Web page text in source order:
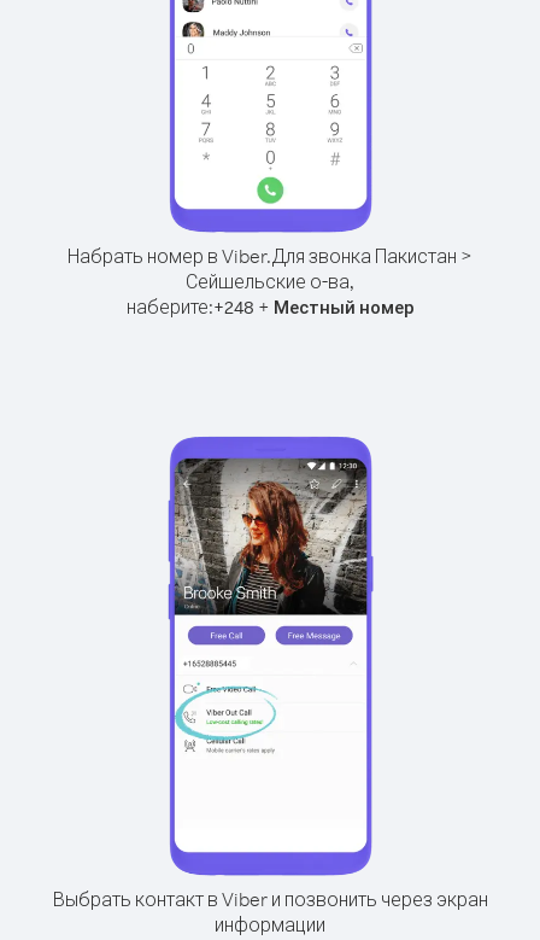
Набрать номер в Viber.Для звонка Пакистан >
Сейшельские о-ва,
наберите:+248 + Местный номер
Выбрать контакт в Viber и позвонить через экран
информации